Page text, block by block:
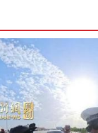
戈壁淤泥